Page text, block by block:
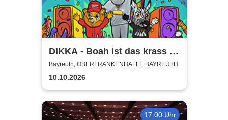
DIKKA - Boah ist das krass -
Tour 2026
Bayreuth, OBERFRANKENHALLE BAYREUTH
10.10.2026
17:00 Uhr